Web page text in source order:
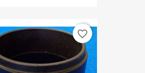
favorite_border